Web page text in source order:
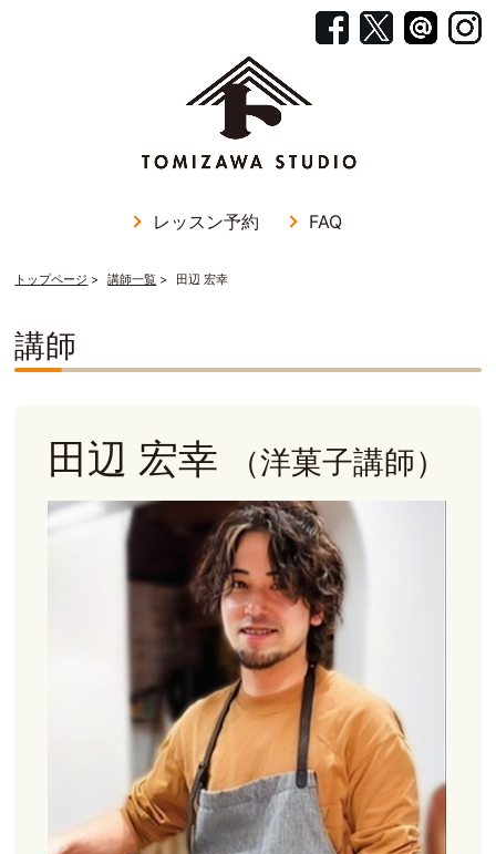
レッスン予約 FAQ
トップページ 講師一覧 田辺 宏幸
講師
田辺 宏幸 （洋菓子講師）